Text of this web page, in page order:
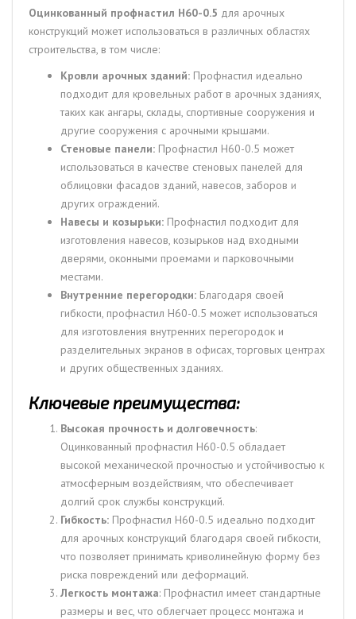
Оцинкованный профнастил Н60-0.5 для арочных
конструкций может использоваться в различных областях
строительства, в том числе:
Кровли арочных зданий: Профнастил идеально
подходит для кровельных работ в арочных зданиях,
таких как ангары, склады, спортивные сооружения и
другие сооружения с арочными крышами.
Стеновые панели: Профнастил Н60-0.5 может
использоваться в качестве стеновых панелей для
облицовки фасадов зданий, навесов, заборов и
других ограждений.
Навесы и козырьки: Профнастил подходит для
изготовления навесов, козырьков над входными
дверями, оконными проемами и парковочными
местами.
Внутренние перегородки: Благодаря своей
гибкости, профнастил Н60-0.5 может использоваться
для изготовления внутренних перегородок и
разделительных экранов в офисах, торговых центрах
и других общественных зданиях.
Ключевые преимущества:
Высокая прочность и долговечность:
Оцинкованный профнастил Н60-0.5 обладает
высокой механической прочностью и устойчивостью к
атмосферным воздействиям, что обеспечивает
долгий срок службы конструкций.
Гибкость: Профнастил Н60-0.5 идеально подходит
для арочных конструкций благодаря своей гибкости,
что позволяет принимать криволинейную форму без
риска повреждений или деформаций.
Легкость монтажа: Профнастил имеет стандартные
размеры и вес, что облегчает процесс монтажа и